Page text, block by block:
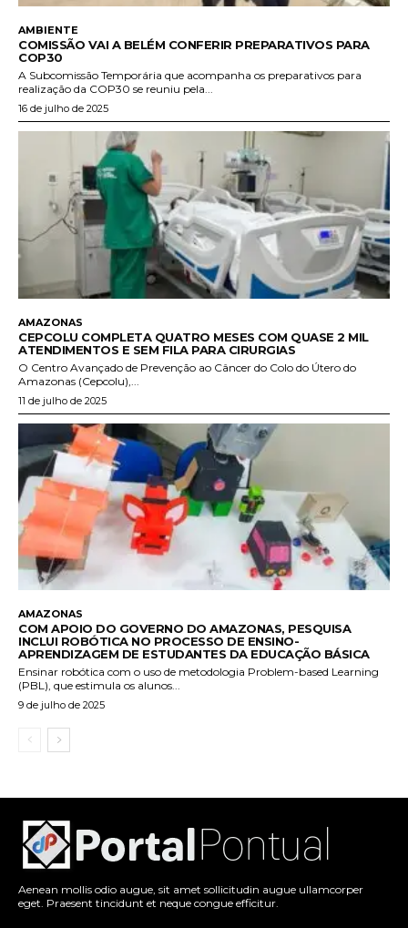
AMBIENTE
COMISSÃO VAI A BELÉM CONFERIR PREPARATIVOS PARA
COP30
A Subcomissão Temporária que acompanha os preparativos para
realização da COP30 se reuniu pela...
16 de julho de 2025
AMAZONAS
CEPCOLU COMPLETA QUATRO MESES COM QUASE 2 MIL
ATENDIMENTOS E SEM FILA PARA CIRURGIAS
O Centro Avançado de Prevenção ao Câncer do Colo do Útero do
Amazonas (Cepcolu),...
11 de julho de 2025
AMAZONAS
COM APOIO DO GOVERNO DO AMAZONAS, PESQUISA
INCLUI ROBÓTICA NO PROCESSO DE ENSINO-
APRENDIZAGEM DE ESTUDANTES DA EDUCAÇÃO BÁSICA
Ensinar robótica com o uso de metodologia Problem-based Learning
(PBL), que estimula os alunos...
9 de julho de 2025
Aenean mollis odio augue, sit amet sollicitudin augue ullamcorper
eget. Praesent tincidunt et neque congue efficitur.